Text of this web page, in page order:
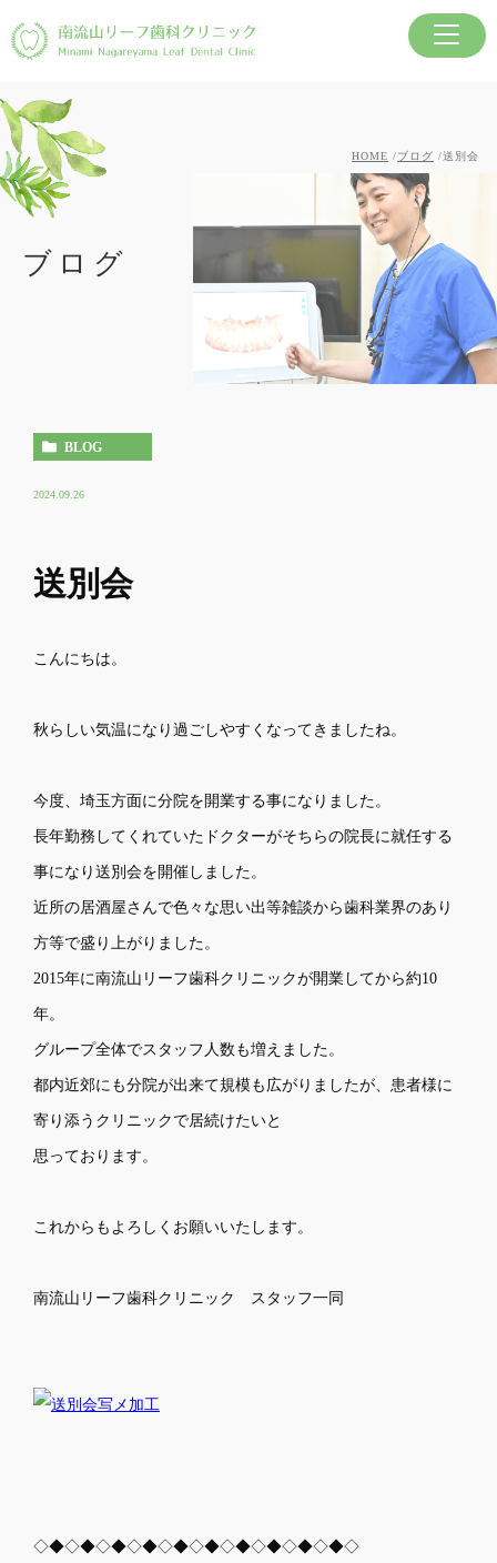
ブログ
HOME ブログ 送別会
BLOG
2024.09.26
送別会
こんにちは。
秋らしい気温になり過ごしやすくなってきましたね。
今度、埼玉方面に分院を開業する事になりました。
長年勤務してくれていたドクターがそちらの院長に就任する
事になり送別会を開催しました。
近所の居酒屋さんで色々な思い出等雑談から歯科業界のあり
方等で盛り上がりました。
2015年に南流山リーフ歯科クリニックが開業してから約10
年。
グループ全体でスタッフ人数も増えました。
都内近郊にも分院が出来て規模も広がりましたが、患者様に
寄り添うクリニックで居続けたいと
思っております。
これからもよろしくお願いいたします。
南流山リーフ歯科クリニック スタッフ一同
◇◆◇◆◇◆◇◆◇◆◇◆◇◆◇◆◇◆◇◆◇